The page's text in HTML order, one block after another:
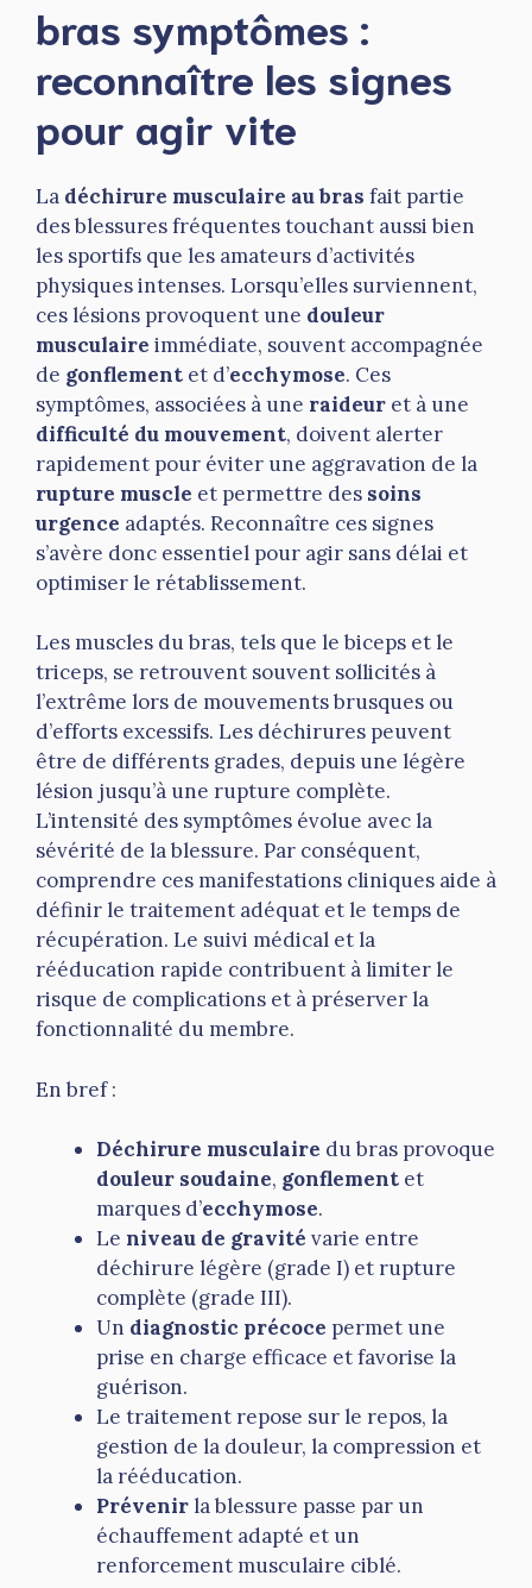
bras symptômes :
reconnaître les signes
pour agir vite
La déchirure musculaire au bras fait partie
des blessures fréquentes touchant aussi bien
les sportifs que les amateurs d’activités
physiques intenses. Lorsqu’elles surviennent,
ces lésions provoquent une douleur
musculaire immédiate, souvent accompagnée
de gonflement et d’ecchymose. Ces
symptômes, associées à une raideur et à une
difficulté du mouvement, doivent alerter
rapidement pour éviter une aggravation de la
rupture muscle et permettre des soins
urgence adaptés. Reconnaître ces signes
s’avère donc essentiel pour agir sans délai et
optimiser le rétablissement.
Les muscles du bras, tels que le biceps et le
triceps, se retrouvent souvent sollicités à
l’extrême lors de mouvements brusques ou
d’efforts excessifs. Les déchirures peuvent
être de différents grades, depuis une légère
lésion jusqu’à une rupture complète.
L’intensité des symptômes évolue avec la
sévérité de la blessure. Par conséquent,
comprendre ces manifestations cliniques aide à
définir le traitement adéquat et le temps de
récupération. Le suivi médical et la
rééducation rapide contribuent à limiter le
risque de complications et à préserver la
fonctionnalité du membre.
En bref :
Déchirure musculaire du bras provoque
douleur soudaine, gonflement et
marques d’ecchymose.
Le niveau de gravité varie entre
déchirure légère (grade I) et rupture
complète (grade III).
Un diagnostic précoce permet une
prise en charge efficace et favorise la
guérison.
Le traitement repose sur le repos, la
gestion de la douleur, la compression et
la rééducation.
Prévenirla blessure passe par un
échauffement adapté et un
renforcement musculaire ciblé.